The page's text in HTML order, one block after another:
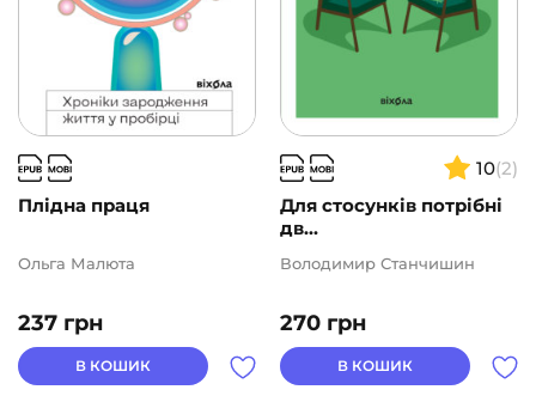
Плідна праця
237 грн
Ольга Малюта
В КОШИК
10(2)
Для стосунків потрібні
дв...
270 грн
Володимир Станчишин
В КОШИК